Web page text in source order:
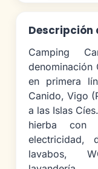
Descripción
Camping
denominación
en primera
Canido, Vigo
a las Islas
hierba con
electricidad,
lavabos,